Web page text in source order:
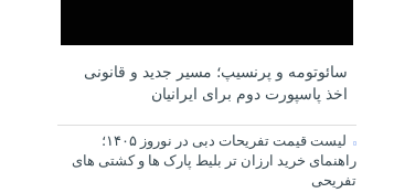
سائوتومه و پرنسیپ؛ مسیر جدید و قانونی
اخذ پاسپورت دوم برای ایرانیان
لیست قیمت تفریحات دبی در نوروز ۱۴۰۵؛
راهنمای خرید ارزان تر بلیط پارک ها و کشتی های
تفریحی